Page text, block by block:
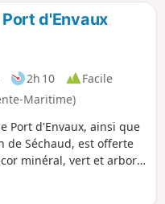
d'Envaux
2h 10
Facile
Maritime)
Port d'Envaux, ainsi que
de Séchaud, est offerte
minéral, vert et arboré,